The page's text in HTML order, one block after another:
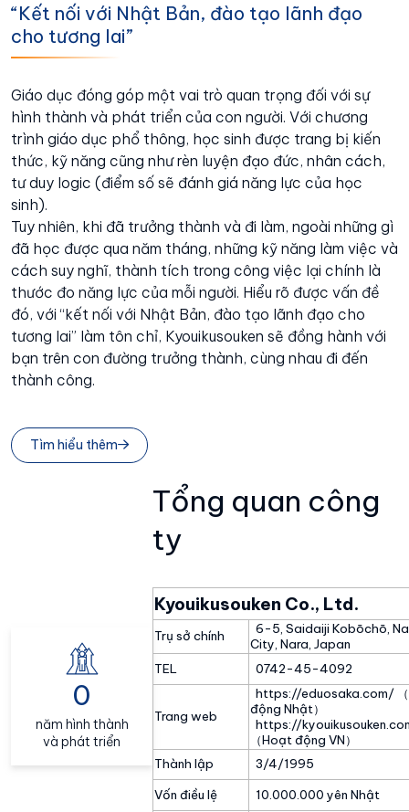
“Kết nối với Nhật Bản, đào tạo lãnh đạo
cho tương lai”
Giáo dục đóng góp một vai trò quan trọng đối với sự
hình thành và phát triển của con người. Với chương
trình giáo dục phổ thông, học sinh được trang bị kiến
thức, kỹ năng cũng như rèn luyện đạo đức, nhân cách,
tư duy logic (điểm số sẽ đánh giá năng lực của học
sinh).
Tuy nhiên, khi đã trưởng thành và đi làm, ngoài những gì
đã học được qua năm tháng, những kỹ năng làm việc và
cách suy nghĩ, thành tích trong công việc lại chính là
thước đo năng lực của mỗi người. Hiểu rõ được vấn đề
đó, với “kết nối với Nhật Bản, đào tạo lãnh đạo cho
tương lai” làm tôn chỉ, Kyouikusouken sẽ đồng hành với
bạn trên con đường trưởng thành, cùng nhau đi đến
thành công.
Tìm hiểu thêm
0
năm hình thành
và phát triển
Tổng quan công
ty
Kyouikusouken Co., Ltd.
Trụ sở chính
6-5, Saidaiji Kobōchō,
City, Nara, Japan
TEL
0742-45-4092
Trang web
https://eduosaka.com/
động Nhật）
https://
（Hoạt động VN）
Thành lập
3/4/1995
Vốn điều lệ
10.000.000 yên Nhật